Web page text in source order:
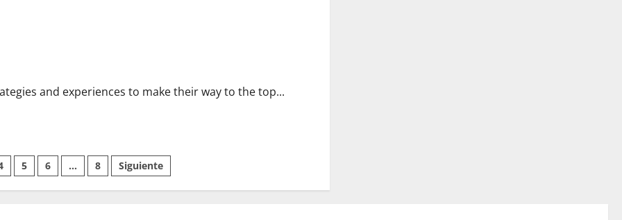
and experiences to make their way to the top...
5 6 … 8 Siguiente